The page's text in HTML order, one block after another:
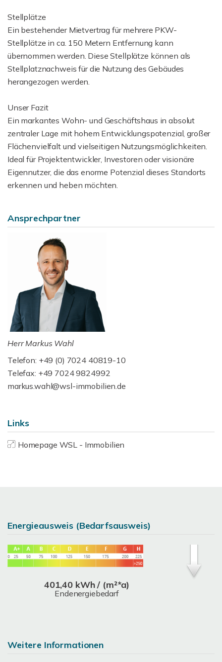
Stellplätze
Ein bestehender Mietvertrag für mehrere PKW-
Stellplätze in ca. 150 Metern Entfernung kann
übernommen werden. Diese Stellplätze können als
Stellplatznachweis für die Nutzung des Gebäudes
herangezogen werden.
Unser Fazit
Ein markantes Wohn- und Geschäftshaus in absolut
zentraler Lage mit hohem Entwicklungspotenzial, großer
Flächenvielfalt und vielseitigen Nutzungsmöglichkeiten.
Ideal für Projektentwickler, Investoren oder visionäre
Eigennutzer, die das enorme Potenzial dieses Standorts
erkennen und heben möchten.
Ansprechpartner
Herr Markus Wahl
Telefon: +49 (0) 7024 40819-10
Telefax: +49 7024 9824992
markus.wahl@wsl-immobilien.de
Links
Homepage WSL - Immobilien
Energieausweis (Bedarfsausweis)
401,40 kWh / (m²*a)
Endenergiebedarf
Weitere Informationen